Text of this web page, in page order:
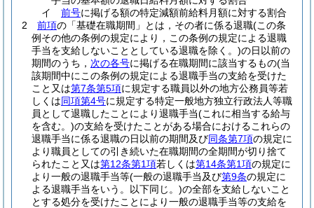
イ
前号に掲げる額の特定減額前給料月額に対する割合
2
前項の「基礎在職期間」とは，その者に係る退職(この条
例その他の条例の規定により，この条例の規定による退職
手当を支給しないこととしている退職を除く。)の日以前の
期間のうち， 次の各号に掲げる在職期間に該当するもの(当
該期間中にこの条例の規定による退職手当の支給を受けた
こと又は第7条第5項に規定する職員以外の地方公務員等若
しくは同項第4号に規定する特定一般地方独立行政法人等職
員として退職したことにより退職手当(これに相当する給与
を含む。)の支給を受けたことがある場合におけるこれらの
退職手当に係る退職の日以前の期間及び同条第7項の規定に
より職員としての引き続いた在職期間の全期間が切り捨て
られたこと又は第12条第1項若しくは第14条第1項の規定に
より一般の退職手当等(一般の退職手当及び第9条の規定に
よる退職手当をいう。以下同じ。)の全部を支給しないこと
とする処分を受けたことにより一般の退職手当等の支給を